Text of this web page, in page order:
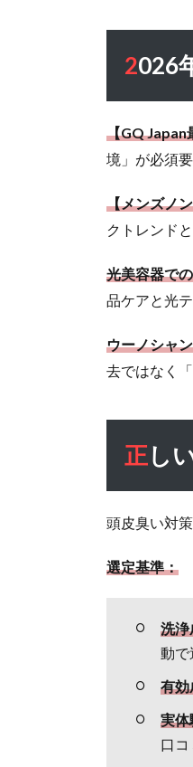
原因
と
は？
2026
年の
最新
トレ
ン
ド：
ケア
の新
1.3
正し
選択
ト
1.4
サー
ジテ
クニ
で臭
い対
【GQ Japan
境」が必須
【メンズノ
クトレンド
光美容器で
品ケアと光
ウーノシャ
去ではなく
正
頭皮臭い対
選定基準：
洗浄
動で
有効
実体
口